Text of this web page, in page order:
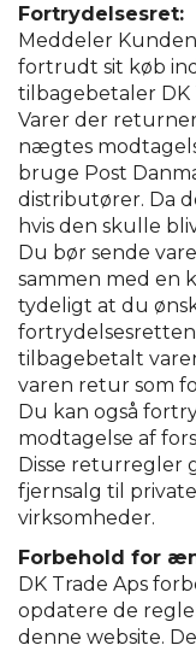
Fortrydelsesret:
Meddeler
fortrudt sit køb
tilbagebetaler DK
Varer der
nægtes
bruge Post
distributører. Da
hvis den skulle
Du bør sende
sammen med en
tydeligt at du
tilbagebetalt
varen retur som
Du kan også
modtagelse af
Disse returregler
fjernsalg til
virksomheder.
Forbehold for
DK Trade Aps
opdatere de
denne website.